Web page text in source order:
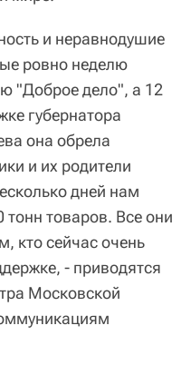
и неравнодушие
ровно неделю
"Доброе дело", а 12
губернатора
она обрела
и их родители
дней нам
тонн товаров. Все они
кто сейчас очень
- приводятся
Московской